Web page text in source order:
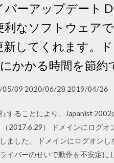
バーアップデート
利なソフトウェア
してくれます。
かかる時間を節約
09 2020/06/28 2019/04/26
することにより、Japanist
（2017.6.29） ドメインにログ
ました。 ドメインにログオン
イバーのせいで動作を不安定